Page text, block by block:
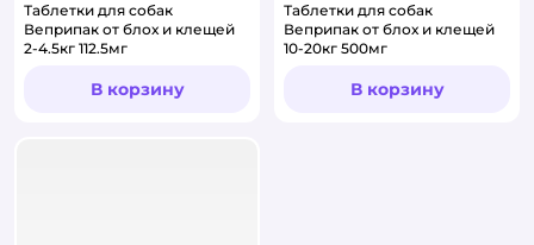
Таблетки для собак
Веприпак от блох и клещей
2-4.5кг 112.5мг
В корзину
Таблетки для собак
Веприпак от блох и клещей
10-20кг 500мг
В корзину